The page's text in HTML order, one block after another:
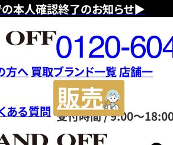
本人確認終了のお知らせ▶
フ
リ
ー
ダ
イ
ヤ
ル
0120604117
受付時間 / 9:00～
方へ 買取ブランド一覧店舗一
ある質問
サ